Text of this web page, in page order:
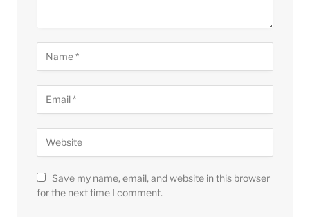
Save my name, email, and website in this browser
for the next time I comment.